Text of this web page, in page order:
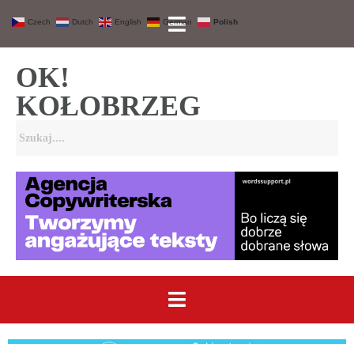
OK!
KOŁOBRZEG
Czech Dutch English German Polish